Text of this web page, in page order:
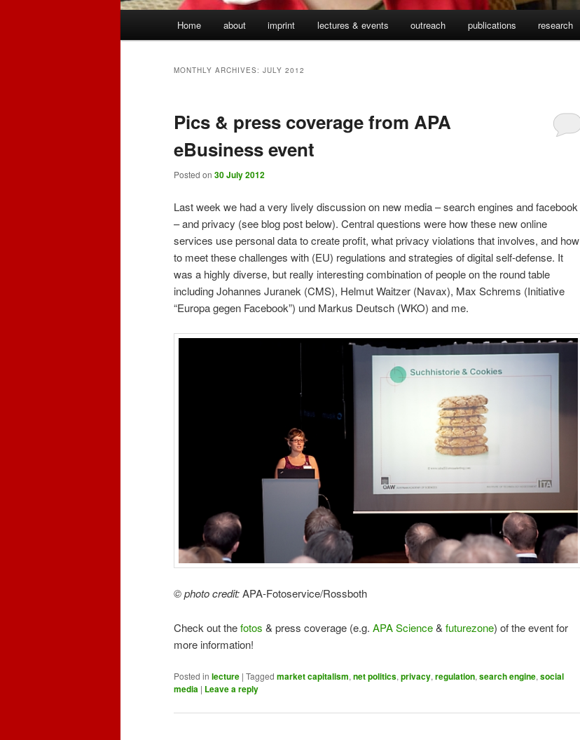
Home about imprint lectures & events outreach publications research
MONTHLY ARCHIVES: JULY 2012
Pics & press coverage from APA
eBusiness event
Posted on 30 July 2012
Last week we had a very lively discussion on new media – search engines and facebook
– and privacy (see blog post below). Central questions were how these new online
services use personal data to create profit, what privacy violations that involves, and how
to meet these challenges with (EU) regulations and strategies of digital self-defense. It
was a highly diverse, but really interesting combination of people on the round table
including Johannes Juranek (CMS), Helmut Waitzer (Navax), Max Schrems (Initiative
“Europa gegen Facebook”) und Markus Deutsch (WKO) and me.
© photo credit:APA-Fotoservice/Rossboth
Check out thefotos & press coverage (e.g. APA Science& futurezone) of the event for
more information!
Posted in lecture | Tagged market capitalism, net politics, privacy, regulation, search engine, social
media | Leave a reply